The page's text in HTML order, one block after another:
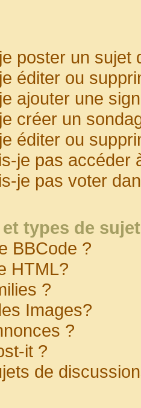
poster un sujet
éditer ou
ajouter une
créer un
éditer ou
je pas accéder
je pas voter
types de
BBCode ?
HTML?
?
Images?
?
it ?
de